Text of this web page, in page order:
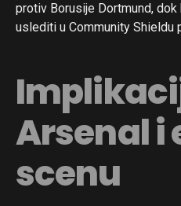
protiv Borusije Dortmund,
uslediti u Community Shieldu
Arsenal i
scenu